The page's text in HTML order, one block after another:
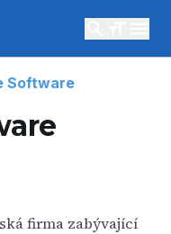
Software
firma zabývající